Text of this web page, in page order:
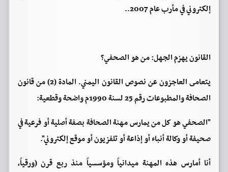
إلكتروني في مأرب عام 2007..
القانون يهزم الجهل: من هو الصحفي؟
يتعامى العاجزون عن نصوص القانون اليمني. المادة (2) من قانون
الصحافة والمطبوعات رقم 25 لسنة 1990م واضحة وقطعية:
"الصحفي هو كل من يمارس مهنة الصحافة بصفة أصلية أو فرعية في
صحيفة أو وكالة أنباء أو إذاعة أو تلفزيون أو موقع إلكتروني".
أنا أمارس هذه المهنة ميدانياً ومؤسسياً منذ ربع قرن (ورقياً،